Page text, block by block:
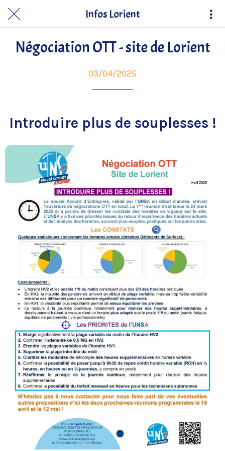
Infos Lorient
Négociation OTT - site de Lorient
03/04/2025
Introduire plus de souplesses !